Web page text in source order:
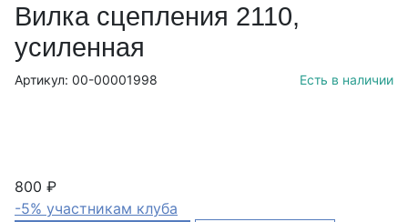
Вилка сцепления 2110,
усиленная
Артикул: 00-00001998 Есть в наличии
800 ₽
-5% участникам клуба